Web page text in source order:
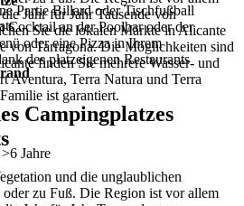
Jahr für Jahr Tausende von
Sie die lokalen Märkte in Alicante
von Tarragona. Die Möglichkeiten sind
finden Sie mehrere Wasser- und
Aventura, Terra Natura und Terra
ist garantiert.
Partie Billard oder Tischfußball
Cocktail an der Poolbar oder der
oder eine Pizza in Ihrem
des platzeigenen Restaurants
Campingplatzes
und die unglaublichen
zu Fuß. Die Region ist vor allem
Jahre